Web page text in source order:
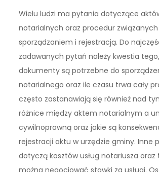
Wielu ludzi ma pytania dotyczące
notarialnych oraz procedur
sporządzaniem i rejestracją. Do
zadawanych pytań należy kwestia
dokumenty są potrzebne do
notarialnego oraz ile czasu trwa cały
często zastanawiają się również nad
różnice między aktem notarialnym a
cywilnoprawną oraz jakie są
rejestracji aktu w urzędzie gminy. Inne
dotyczą kosztów usług notariusza oraz
można negocjować stawki za usługi.